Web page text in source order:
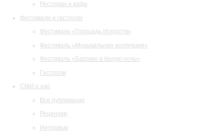
Ресторан и кафе
Фестивали и гастроли
Фестиваль «Площадь Искусств»
Фестиваль «Музыкальная коллекция»
Фестиваль «Барокко в белую ночь»
Гастроли
СМИ о нас
Все публикации
Рецензии
Интервью